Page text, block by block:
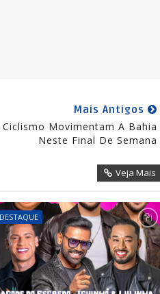
Mais Antigos
Movimentam A Bahia
Neste Final De Semana
Veja Mais
DESTAQUE